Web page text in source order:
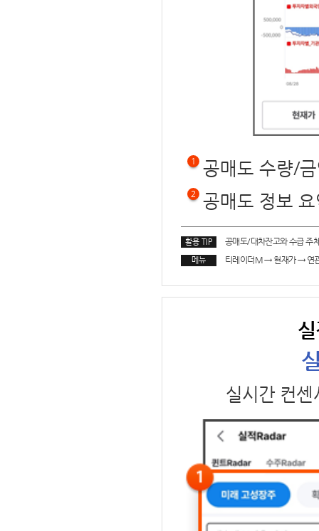
1 공매도 수량/
2 공매도 정보
활용 TIP 공매도/대차잔고와 수급 주
메뉴 티레이더M→현재가→연
실시간 컨